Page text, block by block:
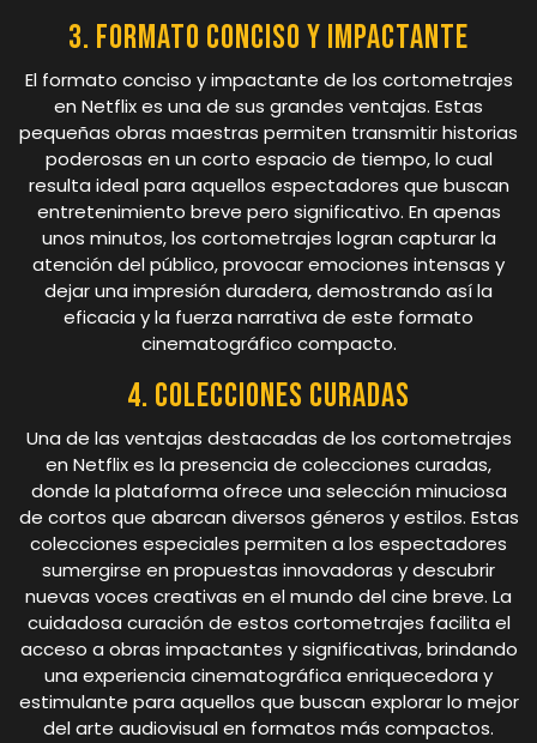
3. Formato conciso y impactante
El formato conciso y impactante de los cortometrajes
en Netflix es una de sus grandes ventajas. Estas
pequeñas obras maestras permiten transmitir historias
poderosas en un corto espacio de tiempo, lo cual
resulta ideal para aquellos espectadores que buscan
entretenimiento breve pero significativo. En apenas
unos minutos, los cortometrajes logran capturar la
atención del público, provocar emociones intensas y
dejar una impresión duradera, demostrando así la
eficacia y la fuerza narrativa de este formato
cinematográfico compacto.
4. Colecciones curadas
Una de las ventajas destacadas de los cortometrajes
en Netflix es la presencia de colecciones curadas,
donde la plataforma ofrece una selección minuciosa
de cortos que abarcan diversos géneros y estilos. Estas
colecciones especiales permiten a los espectadores
sumergirse en propuestas innovadoras y descubrir
nuevas voces creativas en el mundo del cine breve. La
cuidadosa curación de estos cortometrajes facilita el
acceso a obras impactantes y significativas, brindando
una experiencia cinematográfica enriquecedora y
estimulante para aquellos que buscan explorar lo mejor
del arte audiovisual en formatos más compactos.